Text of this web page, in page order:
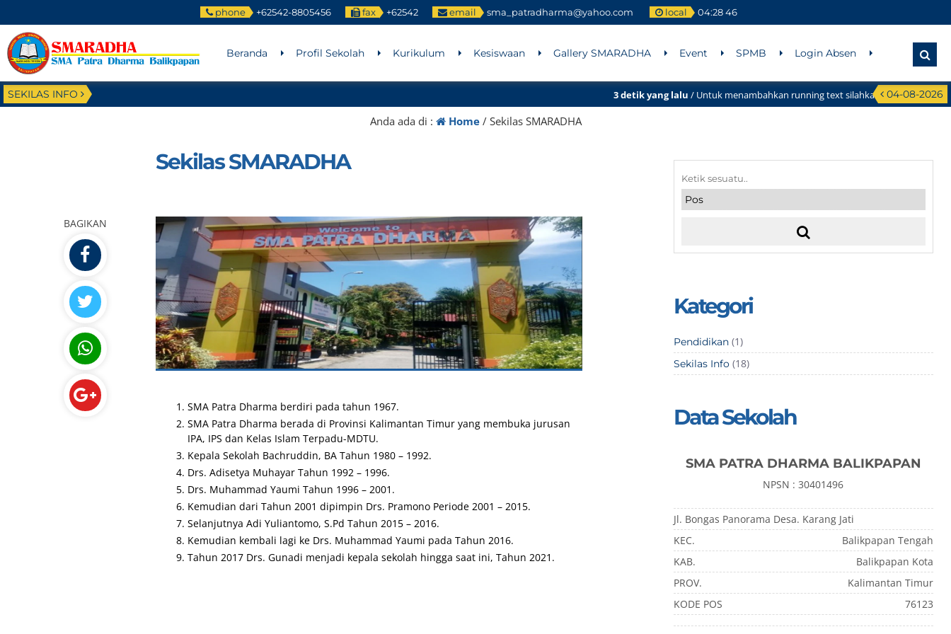
phone +62542-8805456 fax +62542 email sma_patradharma@yahoo.com local 04:28 46
Beranda Profil Sekolah Kurikulum Kesiswaan Gallery SMARADHA Event SPMB Login Absen
SEKILAS INFO 04-08-2026
3 detik yang lalu/ Untuk menambahkan running text silahkan ke Dashboard >
Anda ada di : Home/ Sekilas SMARADHA
Sekilas SMARADHA
BAGIKAN
SMA Patra Dharma berdiri pada tahun 1967.
SMA Patra Dharma berada di Provinsi Kalimantan Timur yang membuka jurusan
IPA, IPS dan Kelas Islam Terpadu-MDTU.
Kepala Sekolah Bachruddin, BA Tahun 1980 – 1992.
Drs. Adisetya Muhayar Tahun 1992 – 1996.
Drs. Muhammad Yaumi Tahun 1996 – 2001.
Kemudian dari Tahun 2001 dipimpin Drs. Pramono Periode 2001 – 2015.
Selanjutnya Adi Yuliantomo, S.Pd Tahun 2015 – 2016.
Kemudian kembali lagi ke Drs. Muhammad Yaumi pada Tahun 2016.
Tahun 2017 Drs. Gunadi menjadi kepala sekolah hingga saat ini, Tahun 2021.
Kategori
Pendidikan(1)
Sekilas Info(18)
Data Sekolah
SMA PATRA DHARMA BALIKPAPAN
NPSN : 30401496
Jl. Bongas Panorama Desa. Karang Jati
KEC.
Balikpapan Tengah
KAB.
Balikpapan Kota
PROV.
Kalimantan Timur
KODE POS
76123